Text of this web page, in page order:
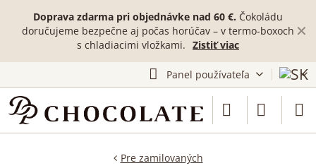
✕
Doprava zdarma pri objednávke nad 60 €. Čokoládu
doručujeme bezpečne aj počas horúčav – v termo-boxoch
s chladiacimi vložkami. Zistiť viac
Panel používateľa
Pre zamilovaných